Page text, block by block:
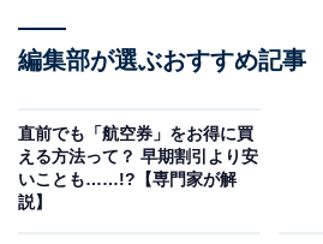
葉だと批判され、1897年からは1
るようになった。
車両形式は、1等＝イ、2等＝ロ、
た。よく耳にする「モハ」はモ（
車（電車）、「キハ」はキ（気動
編集部が選ぶおすすめ記事
直前でも「航空券」をお得に買
える方法って？ 早期割引より安
いことも……!?【専門家が解
説】